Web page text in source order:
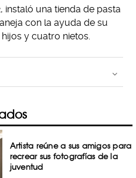
instaló una tienda de pasta
con la ayuda de su
y cuatro nietos.
Artista reúne a sus amigos para
recrear sus fotografías de la
juventud